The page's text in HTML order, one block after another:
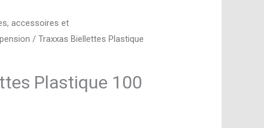
accessoires et
/ Traxxas Biellettes Plastique
Plastique 100